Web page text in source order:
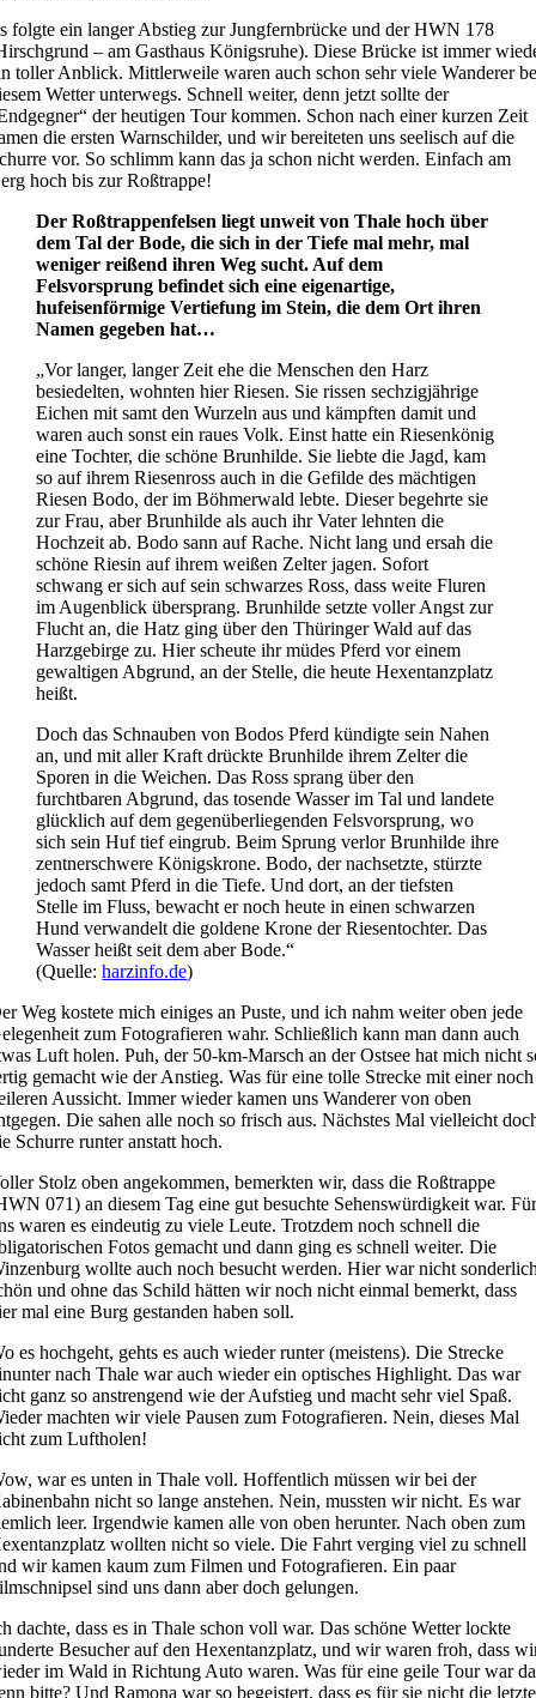
folgte ein langer Abstieg zur Jungfernbrücke und der HWN 178
– am Gasthaus Königsruhe). Diese Brücke ist immer
toller Anblick. Mittlerweile waren auch schon sehr viele Wanderer
Wetter unterwegs. Schnell weiter, denn jetzt sollte der
der heutigen Tour kommen. Schon nach einer kurzen Zeit
die ersten Warnschilder, und wir bereiteten uns seelisch auf die
vor. So schlimm kann das ja schon nicht werden. Einfach am
hoch bis zur Roßtrappe!
Der Roßtrappenfelsen liegt unweit von Thale hoch über
dem Tal der Bode, die sich in der Tiefe mal mehr, mal
weniger reißend ihren Weg sucht. Auf dem
Felsvorsprung befindet sich eine eigenartige,
hufeisenförmige Vertiefung im Stein, die dem Ort ihren
Namen gegeben hat…
„Vor langer, langer Zeit ehe die Menschen den Harz
besiedelten, wohnten hier Riesen. Sie rissen sechzigjährige
Eichen mit samt den Wurzeln aus und kämpften damit und
waren auch sonst ein raues Volk. Einst hatte ein Riesenkönig
eine Tochter, die schöne Brunhilde. Sie liebte die Jagd, kam
so auf ihrem Riesenross auch in die Gefilde des mächtigen
Riesen Bodo, der im Böhmerwald lebte. Dieser begehrte sie
zur Frau, aber Brunhilde als auch ihr Vater lehnten die
Hochzeit ab. Bodo sann auf Rache. Nicht lang und ersah die
schöne Riesin auf ihrem weißen Zelter jagen. Sofort
schwang er sich auf sein schwarzes Ross, dass weite Fluren
im Augenblick übersprang. Brunhilde setzte voller Angst zur
Flucht an, die Hatz ging über den Thüringer Wald auf das
Harzgebirge zu. Hier scheute ihr müdes Pferd vor einem
gewaltigen Abgrund, an der Stelle, die heute Hexentanzplatz
heißt.
Doch das Schnauben von Bodos Pferd kündigte sein Nahen
an, und mit aller Kraft drückte Brunhilde ihrem Zelter die
Sporen in die Weichen. Das Ross sprang über den
furchtbaren Abgrund, das tosende Wasser im Tal und landete
glücklich auf dem gegenüberliegenden Felsvorsprung, wo
sich sein Huf tief eingrub. Beim Sprung verlor Brunhilde ihre
zentnerschwere Königskrone. Bodo, der nachsetzte, stürzte
jedoch samt Pferd in die Tiefe. Und dort, an der tiefsten
Stelle im Fluss, bewacht er noch heute in einen schwarzen
Hund verwandelt die goldene Krone der Riesentochter. Das
Wasser heißt seit dem aber Bode.“
(Quelle:harzinfo.de)
Weg kostete mich einiges an Puste, und ich nahm weiter oben jede
zum Fotografieren wahr. Schließlich kann man dann auch
Luft holen. Puh, der 50-km-Marsch an der Ostsee hat mich nicht
gemacht wie der Anstieg. Was für eine tolle Strecke mit einer noch
Aussicht. Immer wieder kamen uns Wanderer von oben
Die sahen alle noch so frisch aus. Nächstes Mal vielleicht
Schurre runter anstatt hoch.
Stolz oben angekommen, bemerkten wir, dass die Roßtrappe
071) an diesem Tag eine gut besuchte Sehenswürdigkeit war.
waren es eindeutig zu viele Leute. Trotzdem noch schnell die
Fotos gemacht und dann ging es schnell weiter. Die
wollte auch noch besucht werden. Hier war nicht
und ohne das Schild hätten wir noch nicht einmal bemerkt, dass
mal eine Burg gestanden haben soll.
es hochgeht, gehts es auch wieder runter (meistens). Die Strecke
nach Thale war auch wieder ein optisches Highlight. Das war
ganz so anstrengend wie der Aufstieg und macht sehr viel Spaß.
machten wir viele Pausen zum Fotografieren. Nein, dieses Mal
zum Luftholen!
war es unten in Thale voll. Hoffentlich müssen wir bei der
nicht so lange anstehen. Nein, mussten wir nicht. Es war
leer. Irgendwie kamen alle von oben herunter. Nach oben zum
wollten nicht so viele. Die Fahrt verging viel zu schnell
wir kamen kaum zum Filmen und Fotografieren. Ein paar
sind uns dann aber doch gelungen.
dachte, dass es in Thale schon voll war. Das schöne Wetter lockte
Besucher auf den Hexentanzplatz, und wir waren froh, dass
im Wald in Richtung Auto waren. Was für eine geile Tour war
bitte? Und Ramona war so begeistert, dass es für sie nicht die letzte